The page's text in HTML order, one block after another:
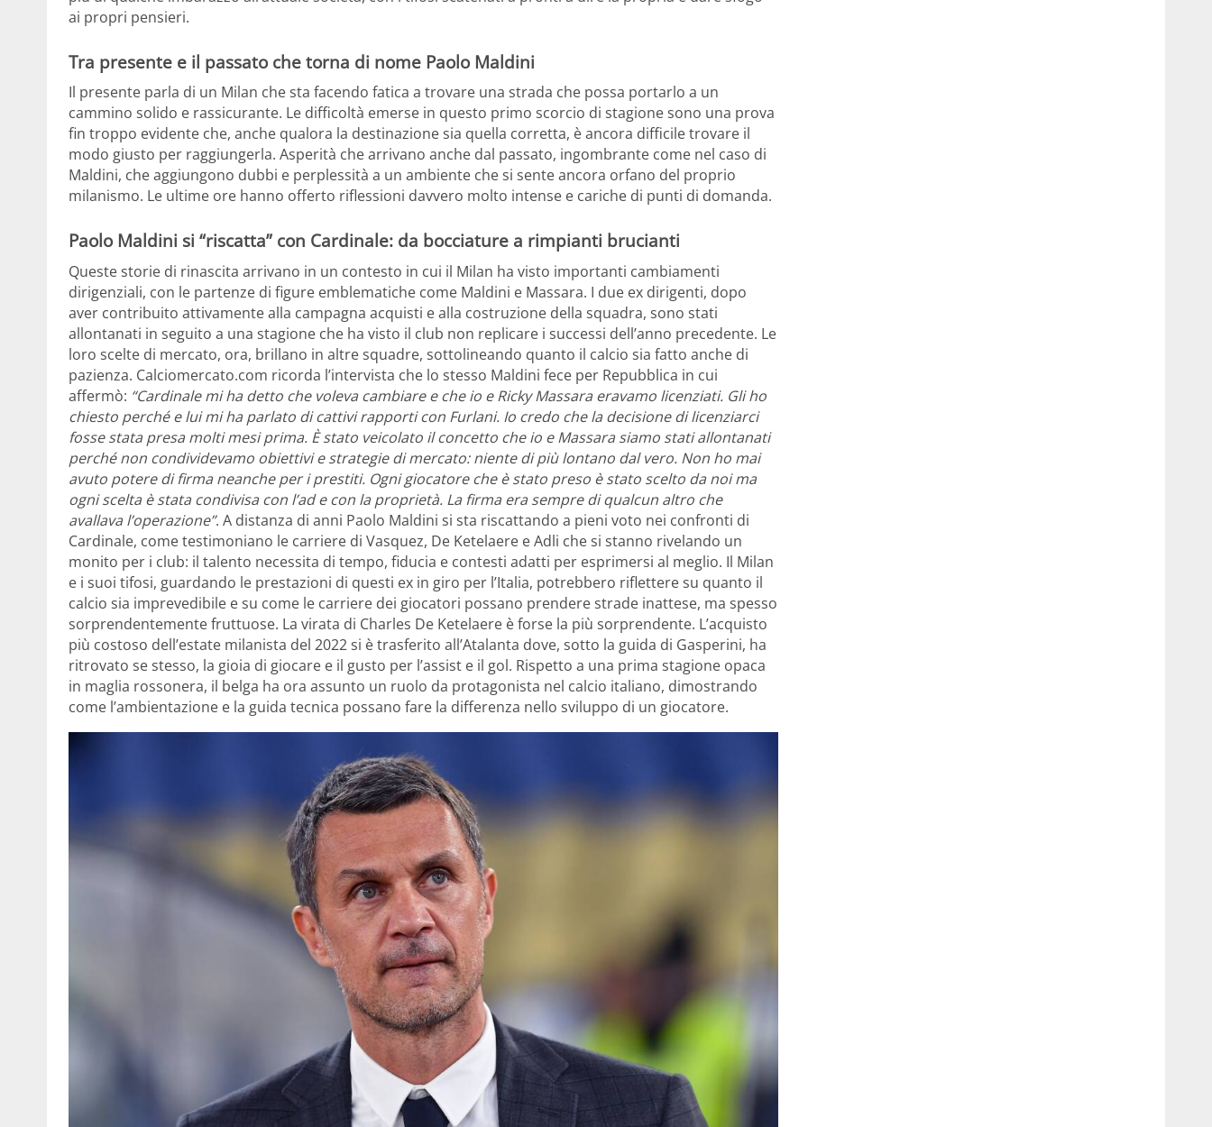
ai propri pensieri.
Tra presente e il passato che torna di nome Paolo Maldini
Il presente parla di un Milan che sta facendo fatica a trovare una strada che possa portarlo a un
cammino solido e rassicurante. Le difficoltà emerse in questo primo scorcio di stagione sono una prova
fin troppo evidente che, anche qualora la destinazione sia quella corretta, è ancora difficile trovare il
modo giusto per raggiungerla. Asperità che arrivano anche dal passato, ingombrante come nel caso di
Maldini, che aggiungono dubbi e perplessità a un ambiente che si sente ancora orfano del proprio
milanismo. Le ultime ore hanno offerto riflessioni davvero molto intense e cariche di punti di domanda.
Paolo Maldini si “riscatta” con Cardinale: da bocciature a rimpianti brucianti
Queste storie di rinascita arrivano in un contesto in cui il Milan ha visto importanti cambiamenti
dirigenziali, con le partenze di figure emblematiche come Maldini e Massara. I due ex dirigenti, dopo
aver contribuito attivamente alla campagna acquisti e alla costruzione della squadra, sono stati
allontanati in seguito a una stagione che ha visto il club non replicare i successi dell’anno precedente. Le
loro scelte di mercato, ora, brillano in altre squadre, sottolineando quanto il calcio sia fatto anche di
pazienza. Calciomercato.com ricorda l’intervista che lo stesso Maldini fece per Repubblica in cui
affermò: “Cardinale mi ha detto che voleva cambiare e che io e Ricky Massara eravamo licenziati. Gli ho
chiesto perché e lui mi ha parlato di cattivi rapporti con Furlani. Io credo che la decisione di licenziarci
fosse stata presa molti mesi prima. È stato veicolato il concetto che io e Massara siamo stati allontanati
perché non condividevamo obiettivi e strategie di mercato: niente di più lontano dal vero. Non ho mai
avuto potere di firma neanche per i prestiti. Ogni giocatore che è stato preso è stato scelto da noi ma
ogni scelta è stata condivisa con l’ad e con la proprietà. La firma era sempre di qualcun altro che
avallava l’operazione”. A distanza di anni Paolo Maldini si sta riscattando a pieni voto nei confronti di
Cardinale, come testimoniano le carriere di Vasquez, De Ketelaere e Adli che si stanno rivelando un
monito per i club: il talento necessita di tempo, fiducia e contesti adatti per esprimersi al meglio. Il Milan
e i suoi tifosi, guardando le prestazioni di questi ex in giro per l’Italia, potrebbero riflettere su quanto il
calcio sia imprevedibile e su come le carriere dei giocatori possano prendere strade inattese, ma spesso
sorprendentemente fruttuose. La virata di Charles De Ketelaere è forse la più sorprendente. L’acquisto
più costoso dell’estate milanista del 2022 si è trasferito all’Atalanta dove, sotto la guida di Gasperini, ha
ritrovato se stesso, la gioia di giocare e il gusto per l’assist e il gol. Rispetto a una prima stagione opaca
in maglia rossonera, il belga ha ora assunto un ruolo da protagonista nel calcio italiano, dimostrando
come l’ambientazione e la guida tecnica possano fare la differenza nello sviluppo di un giocatore.